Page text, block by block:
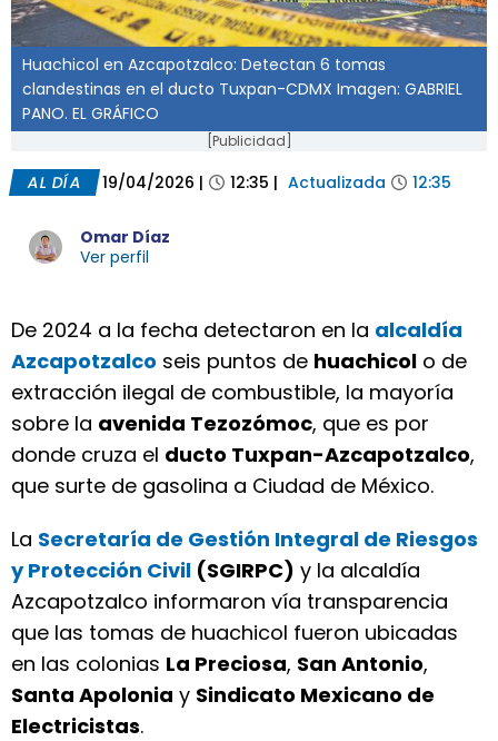
Huachicol en Azcapotzalco: Detectan 6 tomas
clandestinas en el ducto Tuxpan-CDMX Imagen: GABRIEL
PANO. EL GRÁFICO
[Publicidad]
AL DÍA 19/04/2026 | 12:35 | Actualizada 12:35
Omar Díaz
Ver perfil
De 2024 a la fecha detectaron en la alcaldía
Azcapotzalco seis puntos de huachicol o de
extracción ilegal de combustible, la mayoría
sobre la avenida Tezozómoc, que es por
donde cruza el ducto Tuxpan-Azcapotzalco,
que surte de gasolina a Ciudad de México.
La Secretaría de Gestión Integral de Riesgos
y Protección Civil (SGIRPC) y la alcaldía
Azcapotzalco informaron vía transparencia
que las tomas de huachicol fueron ubicadas
en las colonias La Preciosa, San Antonio,
Santa Apolonia y Sindicato Mexicano de
Electricistas.